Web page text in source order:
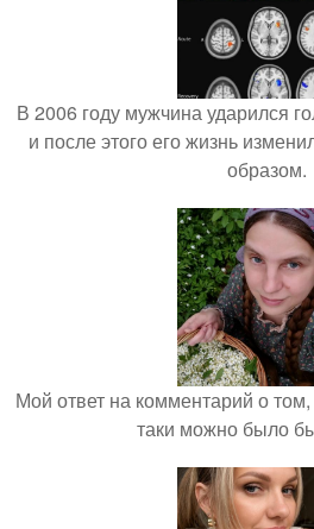
В 2006 году мужчина ударился
и после этого его жизнь
образом.
Мой ответ на комментарий о
таки можно было